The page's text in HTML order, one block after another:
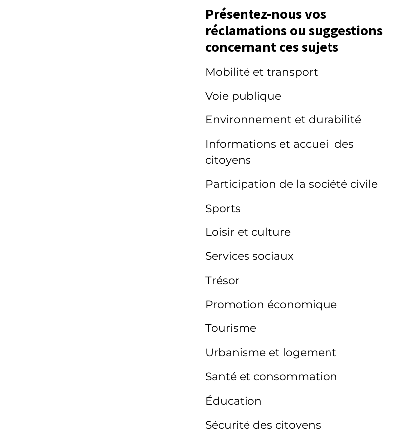
Présentez-nous vos
réclamations ou suggestions
concernant ces sujets
Mobilité et transport
Voie publique
Environnement et durabilité
Informations et accueil des
citoyens
Participation de la société civile
Sports
Loisir et culture
Services sociaux
Trésor
Promotion économique
Tourisme
Urbanisme et logement
Santé et consommation
Éducation
Sécurité des citoyens